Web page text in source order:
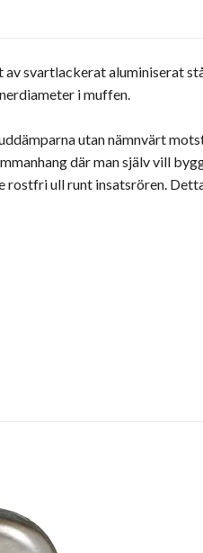
svartlackerat aluminiserat
i muffen.
utan nämnvärt
där man själv vill
rostfri ull runt insatsrören.